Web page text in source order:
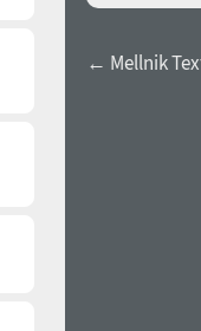
← Mellnik